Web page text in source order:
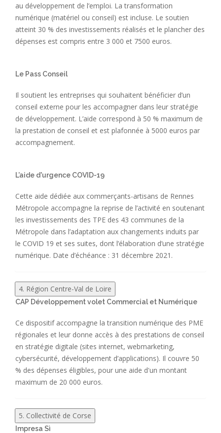
au développement de l’emploi. La transformation
numérique (matériel ou conseil) est incluse. Le soutien
atteint 30 % des investissements réalisés et le plancher des
dépenses est compris entre 3 000 et 7500 euros.
Le Pass Conseil
Il soutient les entreprises qui souhaitent bénéficier d’un
conseil externe pour les accompagner dans leur stratégie
de développement. L’aide correspond à 50 % maximum de
la prestation de conseil et est plafonnée à 5000 euros par
accompagnement.
L’aide d'urgence COVID-19
Cette aide dédiée aux commerçants-artisans de Rennes
Métropole accompagne la reprise de l’activité en soutenant
les investissements des TPE des 43 communes de la
Métropole dans l’adaptation aux changements induits par
le COVID 19 et ses suites, dont l’élaboration d’une stratégie
numérique. Date d’échéance : 31 décembre 2021.
4. Région Centre-Val de Loire
CAP Développement volet Commercial et Numérique
Ce dispositif accompagne la transition numérique des PME
régionales et leur donne accès à des prestations de conseil
en stratégie digitale (sites internet, webmarketing,
cybersécurité, développement d’applications). Il couvre 50
% des dépenses éligibles, pour une aide d'un montant
maximum de 20 000 euros.
5. Collectivité de Corse
Impresa Sì